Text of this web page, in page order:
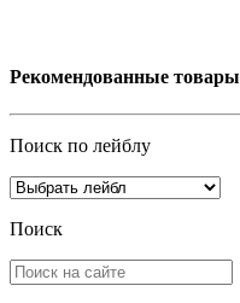
Рекомендованные товары
Поиск по лейблу
Поиск